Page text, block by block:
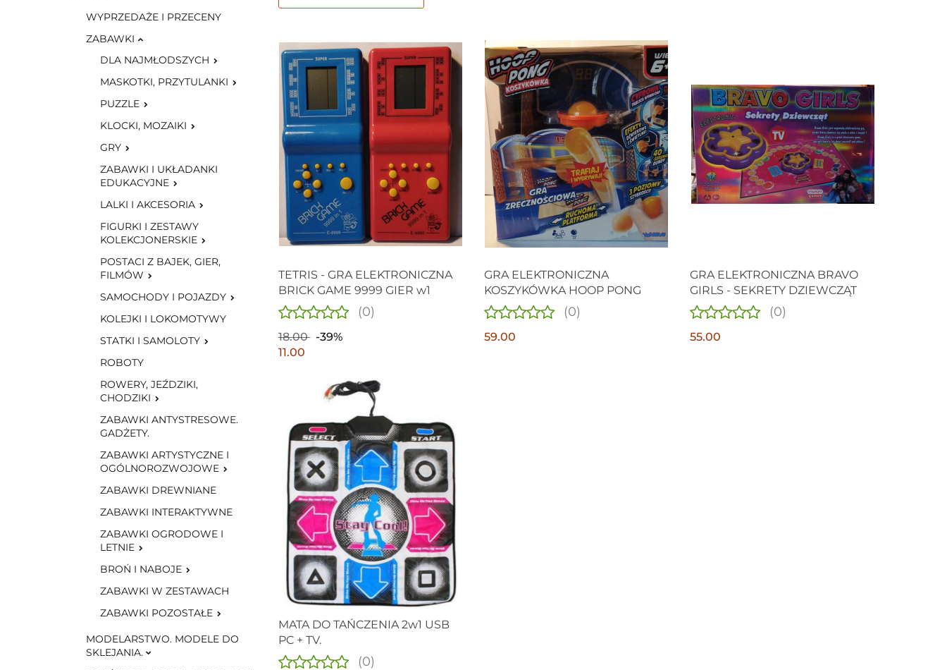
WYPRZEDAŻE I PRZECENY
ZABAWKI
DLA NAJMŁODSZYCH
MASKOTKI, PRZYTULANKI
PUZZLE
KLOCKI, MOZAIKI
GRY
ZABAWKI I UKŁADANKI
EDUKACYJNE
LALKI I AKCESORIA
FIGURKI I ZESTAWY
KOLEKCJONERSKIE
POSTACI Z BAJEK, GIER,
FILMÓW
SAMOCHODY I POJAZDY
KOLEJKI I LOKOMOTYWY
STATKI I SAMOLOTY
ROBOTY
ROWERY, JEŹDZIKI,
CHODZIKI
ZABAWKI ANTYSTRESOWE.
GADŻETY.
ZABAWKI ARTYSTYCZNE I
OGÓLNOROZWOJOWE
ZABAWKI DREWNIANE
ZABAWKI INTERAKTYWNE
ZABAWKI OGRODOWE I
LETNIE
BROŃ I NABOJE
ZABAWKI W ZESTAWACH
ZABAWKI POZOSTAŁE
MODELARSTWO. MODELE DO
SKLEJANIA.
TETRIS - GRA ELEKTRONICZNA
BRICK GAME 9999 GIER w1
(0)
18.00
-39%
11.00
GRA ELEKTRONICZNA
KOSZYKÓWKA HOOP PONG
(0)
59.00
Produkt niedostępny
GRA ELEKTRONICZNA BRAVO
GIRLS - SEKRETY DZIEWCZĄT
(0)
55.00
MATA DO TAŃCZENIA 2w1 USB
PC + TV.
(0)